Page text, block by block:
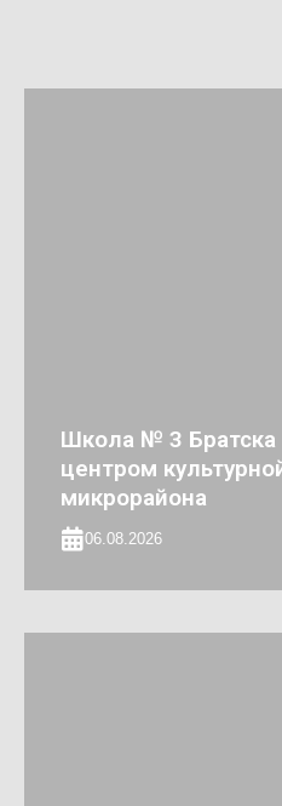
Школа № 3 Братска
центром
микрорайона
06.08.2026